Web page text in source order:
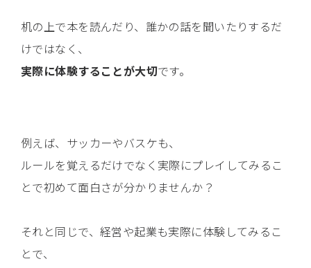
机の上で本を読んだり、誰かの話を聞いたりするだ
けではなく、
実際に体験することが大切です。
例えば、サッカーやバスケも、
ルールを覚えるだけでなく実際にプレイしてみるこ
とで初めて面白さが分かりませんか？
それと同じで、経営や起業も実際に体験してみるこ
とで、